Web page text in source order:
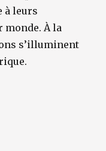
à leurs
À la
s’illuminent